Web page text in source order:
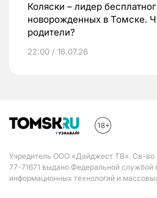
Коляски – лидер
новорожденных в Томске.
родители?
22:00 / 16.07.26
Учредитель ООО «Дайджест ТВ». Св-
77-71671 выдано Федеральной службой
информационных технологий и